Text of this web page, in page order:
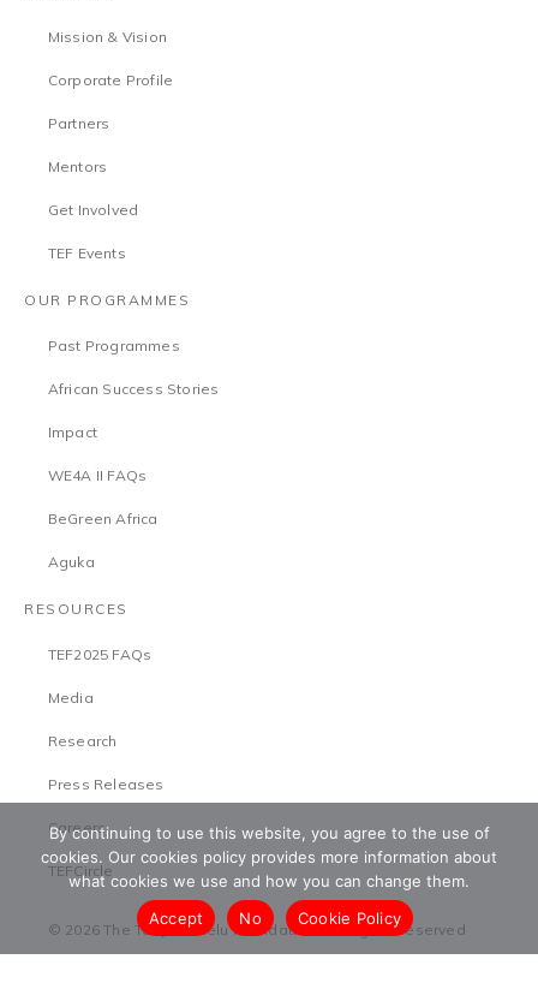
Mission & Vision
Corporate Profile
Partners
Mentors
Get Involved
TEF Events
OUR PROGRAMMES
Past Programmes
African Success Stories
Impact
WE4A II FAQs
BeGreen Africa
Aguka
RESOURCES
TEF2025 FAQs
Media
Research
Press Releases
Careers
TEFCircle
© 2026 The Tony Elumelu Foundation. All Rights Reserved
By continuing to use this website, you agree to the use of
cookies. Our cookies policy provides more information about
what cookies we use and how you can change them.
Accept
No Cookie Policy